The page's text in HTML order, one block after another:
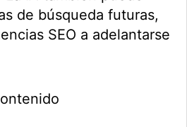
de búsqueda futuras,
SEO a adelantarse